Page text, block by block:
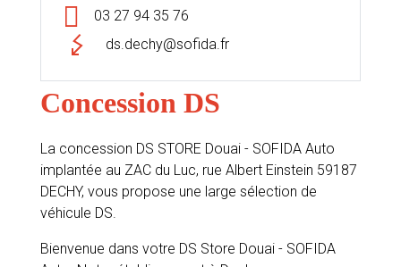
03 27 94 35 76
ds.dechy@sofida.fr
Concession DS
La concession DS STORE Douai - SOFIDA Auto
implantée au ZAC du Luc, rue Albert Einstein 59187
DECHY, vous propose une large sélection de
véhicule DS.
Bienvenue dans votre DS Store Douai - SOFIDA